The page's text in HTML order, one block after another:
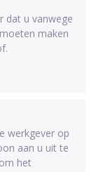
dat u vanwege
maken
werkgever op
aan u uit te
het